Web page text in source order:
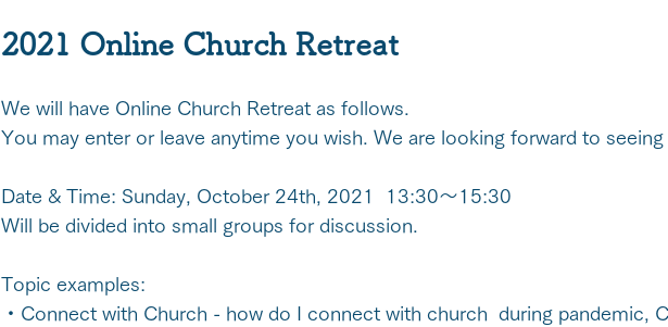
2021 Online Church Retreat
We will have Online Church Retreat as follows.
You may enter or leave anytime you wish. We are looking forward to seeing
Date & Time: Sunday, October 24th, 2021  13:30～15:30
Will be divided into small groups for discussion.
Topic examples:
・Connect with Church - how do I connect with church  during pandemic,